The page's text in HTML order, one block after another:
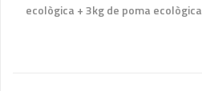
ecològica + 3kg de poma